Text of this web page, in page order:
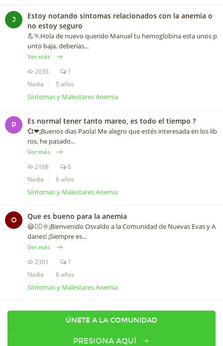
J
Estoy notando síntomas relacionados con la anemia o
no estoy seguro
💪🏃Hola de nuevo querido Manuel tu hemoglobina esta unos p
unto baja, deberías...
Ver más
2035
1
Nadia
5 años
Síntomas y Malestares Anemia
P Es normal tener tanto mareo, es todo el tiempo ?
💞❤¡Buenos dias Paola! Me alegro que estés interesada en los lib
ros, he pasado...
Ver más
2168
6
Nadia
6 años
Síntomas y Malestares Anemia
O Que es bueno para la anemia
😃🙋‍♀️🌞¡Bienvenido Osvaldo a la Comunidad de Nuevas Evas y A
danes! ¡Siempre es...
Ver más
2301
1
Nadia
6 años
Síntomas y Malestares Anemia
ÚNETE A LA COMUNIDAD
PRESIONA AQUÍ